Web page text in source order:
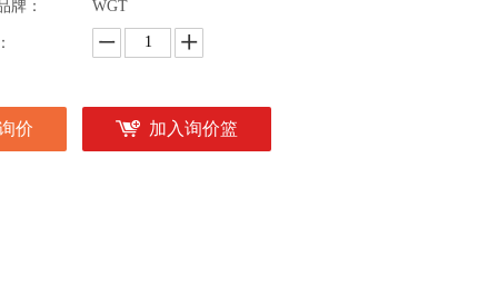
牌：
WGT
价 加入询价篮